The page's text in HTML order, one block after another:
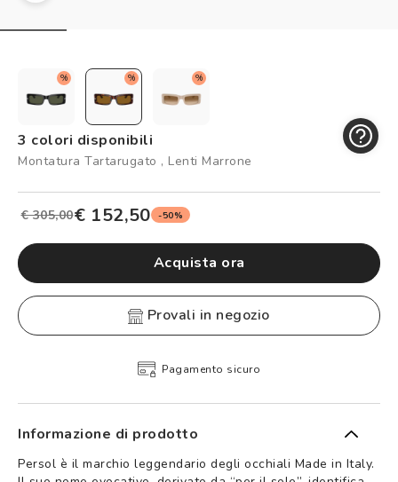
Controllo visivo
Logout
% % %
3 colori disponibili
Montatura Tartarugato , Lenti Marrone
€ 305,00€ 152,50 -50%
Acquista ora
provali in negozio
Pagamento sicuro
Informazione di prodotto
Persol è il marchio leggendario degli occhiali Made in Italy.